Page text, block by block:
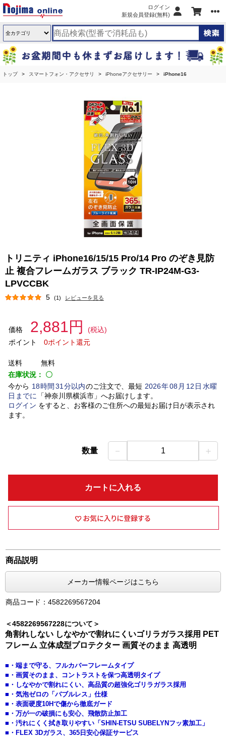
ログイン
新規会員登録(無料)
トップ スマートフォン・アクセサリ iPhoneアクセサリー iPhone16
トリニティ iPhone16/15/15 Pro/14 Pro のぞき見防
止 複合フレームガラス ブラック TR-IP24M-G3-
LPVCCBK
5 (1) レビューを見る
価格 2,881円
(税込)
ポイント
0ポイント還元
送料
無料
在庫状況： 〇
今から 18時間 31 分以内のご注文で、最短 2026年08 月 12 日水曜
日 までに 「神奈川県横浜市」 へお届けします。
ログイン をすると、お客様のご住所への最短お届け日が表示され
ます。
数量 － 1 ＋
カートに入れる
商品説明
メーカー情報ページはこちら
商品コード：4582269567204
＜4582269567228について＞
角割れしない しなやかで割れにくいゴリラガラス採用 PET
フレーム 立体成型プロテクター 画質そのまま 高透明
■・端まで守る、フルカバーフレームタイプ
■・画質そのまま、コントラストを保つ高透明タイプ
■・しなやかで割れにくい、高品質の超強化ゴリラガラス採用
■・気泡ゼロの「バブルレス」仕様
■・表面硬度10Hで傷から徹底ガード
■・万が一の破損にも安心、飛散防止加工
■・汚れにくく拭き取りやすい「SHIN-ETSU SUBELYNフッ素加工」
■・FLEX 3Dガラス、365日安心保証サービス